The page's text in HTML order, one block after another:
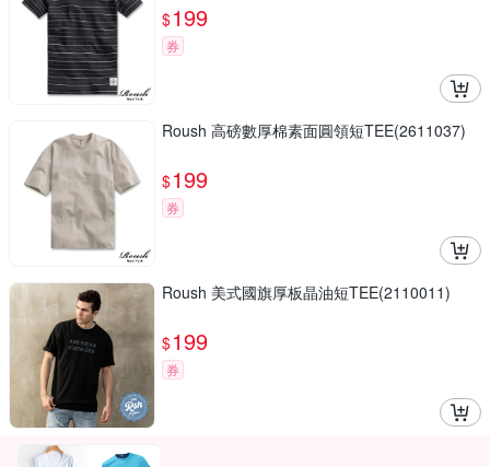
$199
券
Roush 高磅數厚棉素面圓領短TEE(2611037)
$199
券
Roush 美式國旗厚板晶油短TEE(2110011)
$199
券